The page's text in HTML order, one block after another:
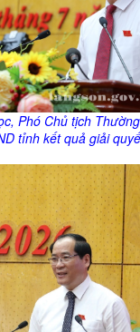
Phó Chủ tịch
tỉnh kết quả giải